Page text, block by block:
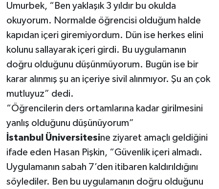
Umurbek, “Ben yaklaşık 3 yıldır bu okulda
okuyorum. Normalde öğrencisi olduğum halde
kapıdan içeri giremiyordum. Dün ise herkes elini
kolunu sallayarak içeri girdi. Bu uygulamanın
doğru olduğunu düşünmüyorum. Bugün ise bir
karar alınmış şu an içeriye sivil alınmıyor. Şu an çok
mutluyuz” dedi.
“Öğrencilerin ders ortamlarına kadar girilmesini
yanlış olduğunu düşünüyorum”
İstanbul Üniversitesine ziyaret amaçlı geldiğini
ifade eden Hasan Pişkin, “Güvenlik içeri almadı.
Uygulamanın sabah 7’den itibaren kaldırıldığını
söylediler. Ben bu uygulamanın doğru olduğunu